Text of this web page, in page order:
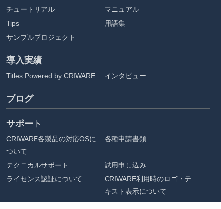
チュートリアル
マニュアル
Tips
用語集
サンプルプロジェクト
導入実績
Titles Powered by CRIWARE インタビュー
ブログ
サポート
CRIWARE各製品の対応OSに
ついて
各種申請書類
テクニカルサポート
試用申し込み
ライセンス認証について
CRIWARE利用時のロゴ・テ
キスト表示について